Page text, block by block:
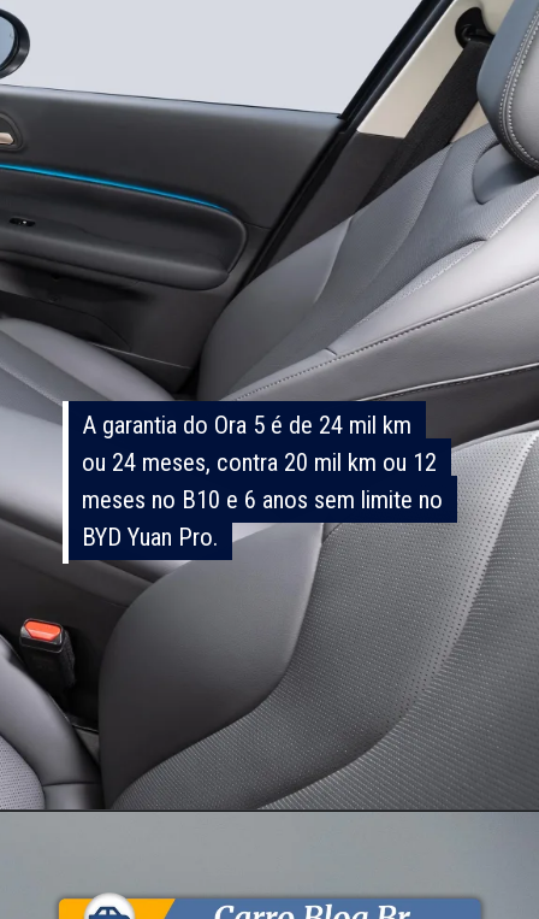
A garantia do Ora 5 é de 24 mil km
ou 24 meses, contra 20 mil km ou 12
meses no B10 e 6 anos sem limite no
BYD Yuan Pro.
A garantia do Ora 5 é de 24 mil km
ou 24 meses, contra 20 mil km ou 12
meses no B10 e 6 anos sem limite no
BYD Yuan Pro.